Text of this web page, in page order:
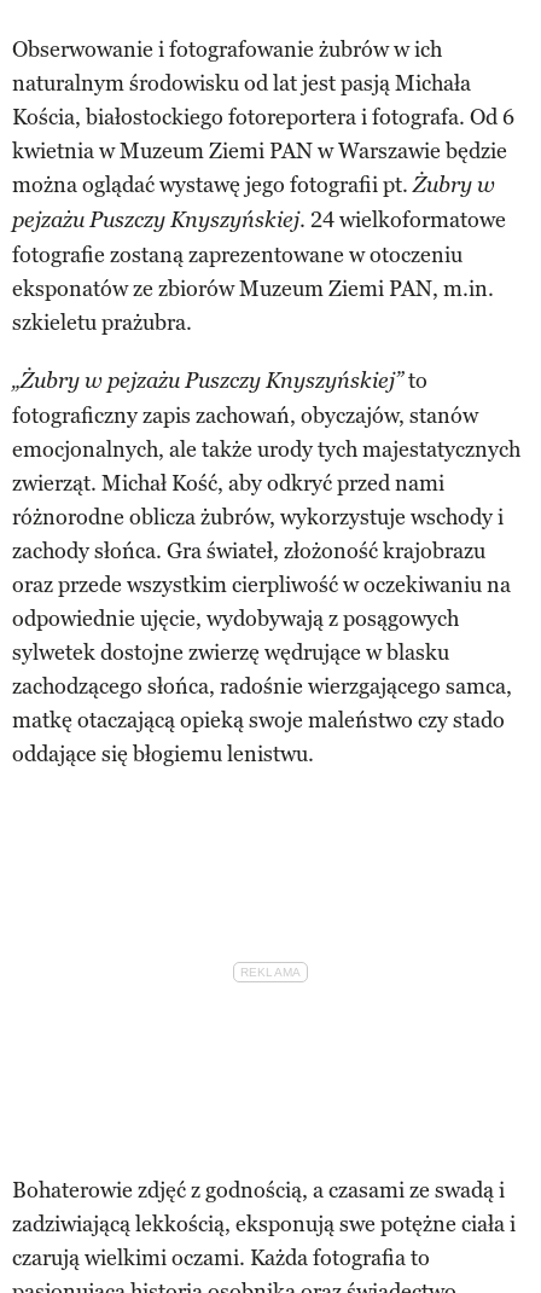
Obserwowanie i fotografowanie żubrów w ich
naturalnym środowisku od lat jest pasją Michała
Kościa, białostockiego fotoreportera i fotografa. Od 6
kwietnia w Muzeum Ziemi PAN w Warszawie będzie
można oglądać wystawę jego fotografii pt.Żubry w
pejzażu Puszczy Knyszyńskiej. 24 wielkoformatowe
fotografie zostaną zaprezentowane w otoczeniu
eksponatów ze zbiorów Muzeum Ziemi PAN, m.in.
szkieletu prażubra.
„Żubry w pejzażu Puszczy Knyszyńskiej”to
fotograficzny zapis zachowań, obyczajów, stanów
emocjonalnych, ale także urody tych majestatycznych
zwierząt. Michał Kość, aby odkryć przed nami
różnorodne oblicza żubrów, wykorzystuje wschody i
zachody słońca. Gra świateł, złożoność krajobrazu
oraz przede wszystkim cierpliwość w oczekiwaniu na
odpowiednie ujęcie, wydobywają z posągowych
sylwetek dostojne zwierzę wędrujące w blasku
zachodzącego słońca, radośnie wierzgającego samca,
matkę otaczającą opieką swoje maleństwo czy stado
oddające się błogiemu lenistwu.
Bohaterowie zdjęć z godnością, a czasami ze swadą i
zadziwiającą lekkością, eksponują swe potężne ciała i
czarują wielkimi oczami. Każda fotografia to